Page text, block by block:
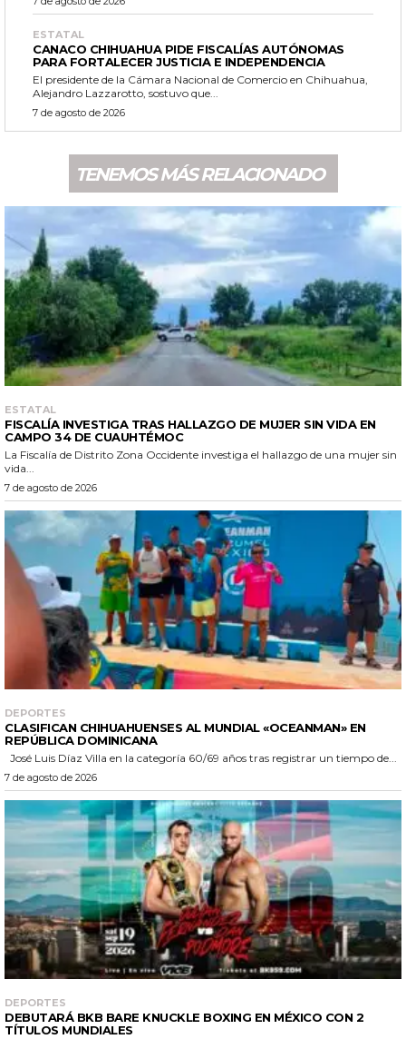
ESTATAL
CANACO CHIHUAHUA PIDE FISCALÍAS AUTÓNOMAS
PARA FORTALECER JUSTICIA E INDEPENDENCIA
El presidente de la Cámara Nacional de Comercio en Chihuahua,
Alejandro Lazzarotto, sostuvo que...
7 de agosto de 2026
TENEMOS MÁS RELACIONADO
ESTATAL
FISCALÍA INVESTIGA TRAS HALLAZGO DE MUJER SIN VIDA EN
CAMPO 34 DE CUAUHTÉMOC
La Fiscalía de Distrito Zona Occidente investiga el hallazgo de una mujer sin
vida...
7 de agosto de 2026
DEPORTES
CLASIFICAN CHIHUAHUENSES AL MUNDIAL «OCEANMAN» EN
REPÚBLICA DOMINICANA
José Luis Díaz Villa en la categoría 60/69 años tras registrar un tiempo de...
7 de agosto de 2026
DEPORTES
DEBUTARÁ BKB BARE KNUCKLE BOXING EN MÉXICO CON 2
TÍTULOS MUNDIALES